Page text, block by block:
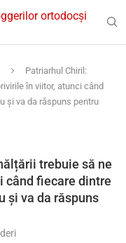
ortodocși
Patriarhul Chiril:
în viitor, atunci când
și va da răspuns pentru
trebuie să ne
când fiecare dintre
și va da răspuns